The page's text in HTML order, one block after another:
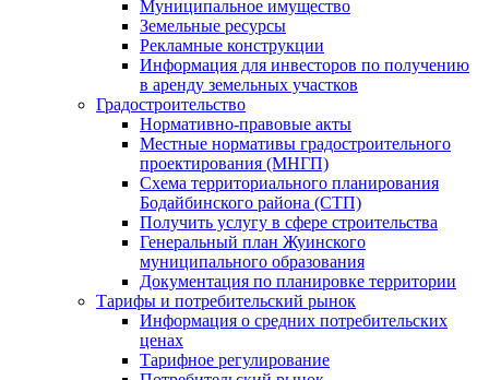
Муниципальное имущество
Земельные ресурсы
Рекламные конструкции
Информация для инвесторов по получению
в аренду земельных участков
Градостроительство
Нормативно-правовые акты
Местные нормативы градостроительного
проектирования (МНГП)
Схема территориального планирования
Бодайбинского района (СТП)
Получить услугу в сфере строительства
Генеральный план Жуинского
муниципального образования
Документация по планировке территории
Тарифы и потребительский рынок
Информация о средних потребительских
ценах
Тарифное регулирование